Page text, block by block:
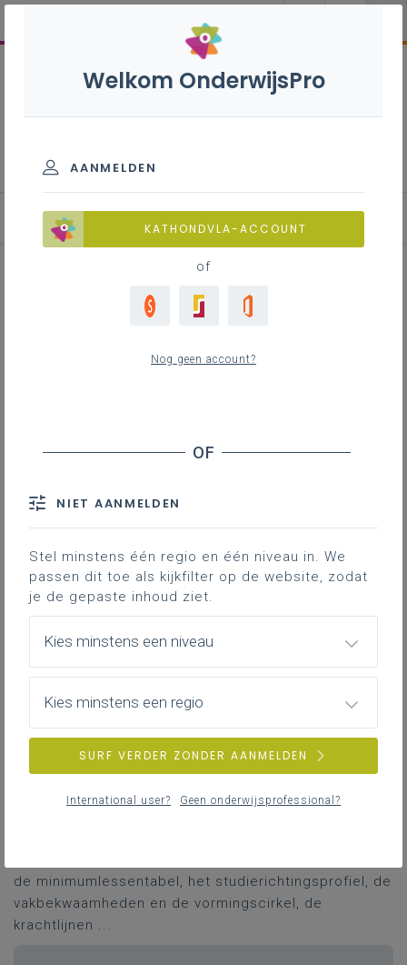
Voorstelling van het leerplan
Visie van het leerplan
Hoe lees ik het leerplan en de leerplandoelen?
Toelichting bij de doelen Pedagogisch handelen LPD
Toelichting bij de doelen Pedagogisch handelen LPD
18-23
Volgende filmpjes vertellen je meer over
de visie en de inhoud van het leerplan en
over hoe je de leerplandoelen leest.
Gekoppelde leerplannen
de minimumlessentabel, het studierichtingsprofiel, de
vakbekwaamheden en de vormingscirkel, de
krachtlijnen ...
Welkom OnderwijsPro
AANMELDEN
KATHONDVLA-ACCOUNT
of
Nog geen account?
NIET AANMELDEN
Stel minstens één regio en één niveau in. We
passen dit toe als kijkfilter op de website, zodat
je de gepaste inhoud ziet.
Kies minstens een niveau
Kies minstens een regio
SURF VERDER ZONDER AANMELDEN
International user? Geen onderwijsprofessional?